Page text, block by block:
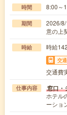
時間 8:00～
期間
2026/
意の上
時給 時給
交
交通費
仕事内容 窓口・
ホテル
ーショ